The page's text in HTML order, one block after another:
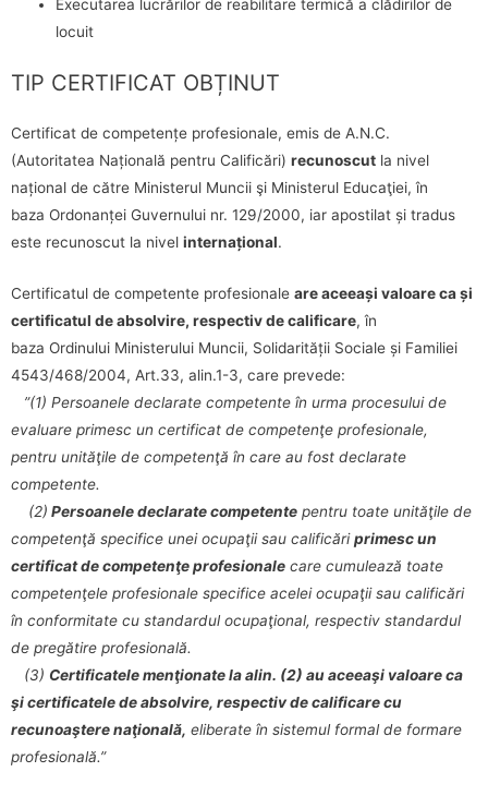
Executarea lucrărilor de reabilitare termică a clădirilor de
locuit
TIP CERTIFICAT OBȚINUT
Certificat de competențe profesionale, emis de A.N.C.
(Autoritatea Națională pentru Calificări) recunoscut la nivel
național de către Ministerul Muncii şi Ministerul Educaţiei, în
baza Ordonanței Guvernului nr. 129/2000, iar apostilat și tradus
este recunoscut la nivel internațional.
Certificatul de competente profesionale are aceeași valoare ca și
certificatul de absolvire, respectiv de calificare, în
baza Ordinului Ministerului Muncii, Solidarității Sociale și Familiei
4543/468/2004, Art.33, alin.1-3, care prevede:
”(1) Persoanele declarate competente în urma procesului de
evaluare primesc un certificat de competenţe profesionale,
pentru unităţile de competenţă în care au fost declarate
competente.
(2) Persoanele declarate competente pentru toate unităţile de
competenţă specifice unei ocupaţii sau calificăriprimesc un
certificat de competenţe profesionale care cumulează toate
competenţele profesionale specifice acelei ocupaţii sau calificări
în conformitate cu standardul ocupaţional, respectiv standardul
de pregătire profesională.
(3) Certificatele menţionate la alin. (2) au aceeaşi valoare ca
şi certificatele de absolvire, respectiv de calificare cu
recunoaştere naţională, eliberate în sistemul formal de formare
profesională.”